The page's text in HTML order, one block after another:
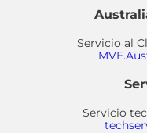
Servicio al
Servicio